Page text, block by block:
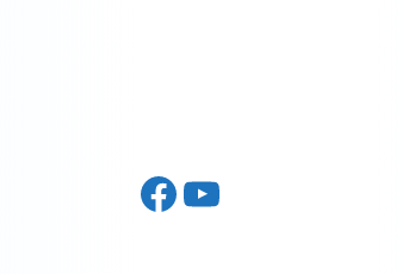
Facebook
YouTube